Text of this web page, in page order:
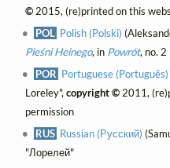
©2015, (re)printed on this
POL Polish (Polski)
Pieśni Heinego, in Powrót, no. 2
POR Portuguese (Português)
Loreley", copyright ©2011,
permission
RUS Russian (Русский)
"Лорелей"